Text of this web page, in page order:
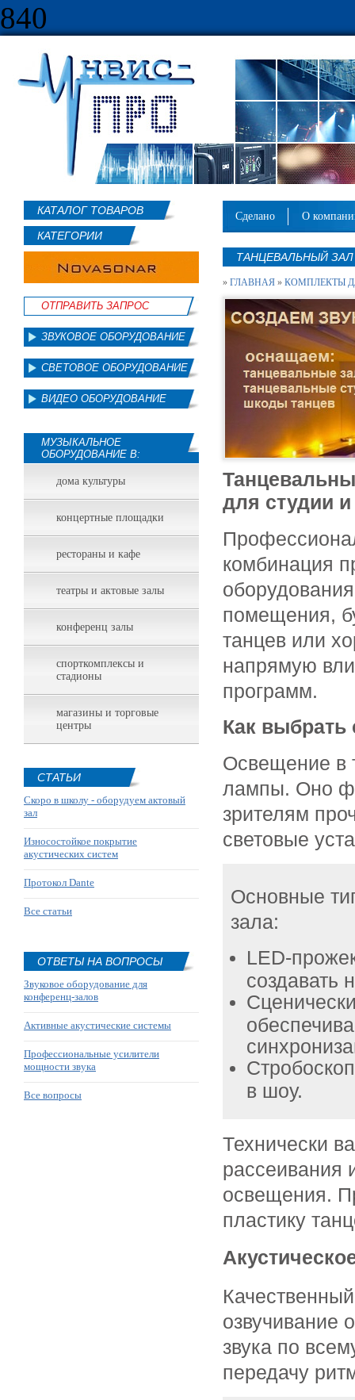
840
КАТАЛОГ ТОВАРОВ
КАТЕГОРИИ
ОТПРАВИТЬ ЗАПРОС
ЗВУКОВОЕ ОБОРУДОВАНИЕ
СВЕТОВОЕ ОБОРУДОВАНИЕ
ВИДЕО ОБОРУДОВАНИЕ
МУЗЫКАЛЬНОЕ
ОБОРУДОВАНИЕ В:
дома культуры
концертные площадки
рестораны и кафе
театры и актовые залы
конференц залы
спорткомплексы и
стадионы
магазины и торговые
центры
СТАТЬИ
Скоро в школу - оборудуем актовый
зал
Износостойкое покрытие
акустических систем
Протокол Dante
Все статьи
ОТВЕТЫ НА ВОПРОСЫ
Звуковое оборудование для
конференц-залов
Активные акустические системы
Профессиональные усилители
мощности звука
Все вопросы
сделано о
ТАНЦЕВАЛЬНЫЙ ЗАЛ
» ГЛАВНАЯ » КОМПЛЕКТЫ
для студии
комбинация
помещения,
танцев или
напрямую
программ.
Как выбрать
Освещение в
лампы. Оно
зрителям
световые
Основные
зала:
LED-
создавать
в шоу.
Технически
рассеивания
освещения.
пластику
озвучивание
звука по
передачу